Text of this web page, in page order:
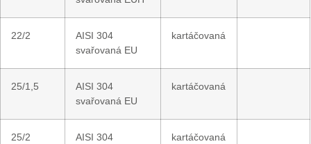
22/2
AISI 304
svařovaná EU
kartáčovaná
25/1,5
AISI 304
svařovaná EU
kartáčovaná
25/2
AISI 304
kartáčovaná